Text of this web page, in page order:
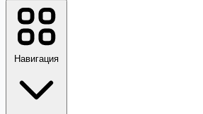
Навигация